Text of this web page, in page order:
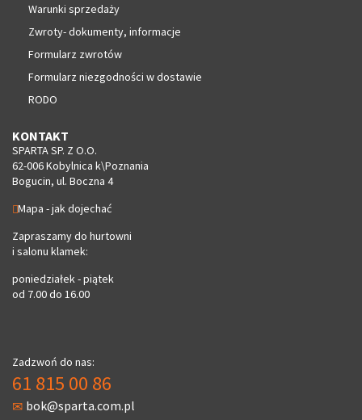
Warunki sprzedaży
Zwroty- dokumenty, informacje
Formularz zwrotów
Formularz niezgodności w dostawie
RODO
KONTAKT
SPARTA SP. Z O.O.
62-006 Kobylnica k\Poznania
Bogucin, ul. Boczna 4
Mapa - jak dojechać
Zapraszamy do hurtowni
i salonu klamek:
poniedziałek - piątek
od 7.00 do 16.00
Zadzwoń do nas:
61 815 00 86
bok@sparta.com.pl